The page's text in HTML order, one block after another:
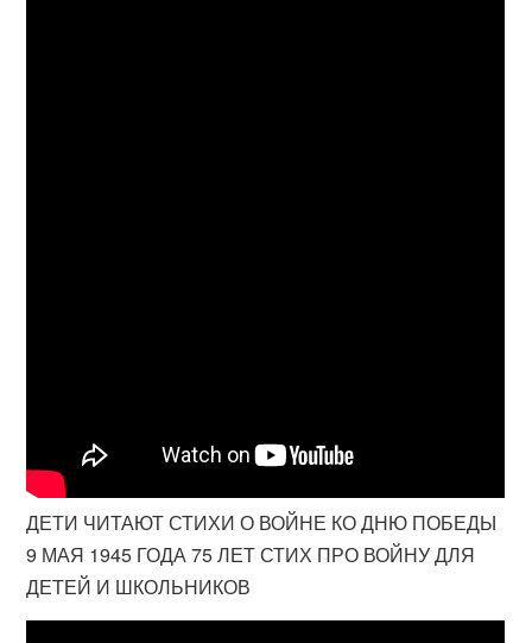
ДЕТИ ЧИТАЮТ СТИХИ О ВОЙНЕ КО ДНЮ ПОБЕДЫ
9 МАЯ 1945 ГОДА 75 ЛЕТ СТИХ ПРО ВОЙНУ ДЛЯ
ДЕТЕЙ И ШКОЛЬНИКОВ